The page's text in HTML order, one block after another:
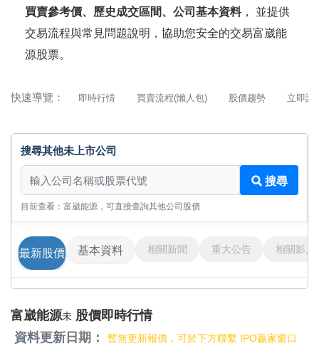
買賣參考價、歷史成交區間、公司基本資料， 並提供
交易流程與常見問題說明，協助您安全的交易富崴能
源股票。
快速導覽： 即時行情 買賣流程(懶人包) 股價趨勢 立即詢
搜尋其他未上市公司
搜尋其他未上市公司
搜尋
目前查看：富崴能源，可直接查詢其他公司股價
最新股價 基本資料 相關新聞 重大公告 相關影片
富崴能源未 股價即時行情
資料更新日期：
暫無更新報價，可於下方聯繫 IPO贏家窗口